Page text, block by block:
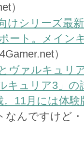
）
けシリーズ最
ート。メイン
4Gamer.net）
ヴァルキュリ
キュリア3」
11月には体験
なんですけど